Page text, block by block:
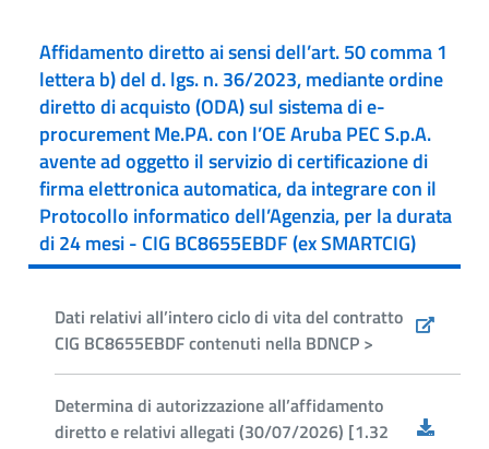
Affidamento diretto ai sensi dell’art. 50 comma 1
lettera b) del d. lgs. n. 36/2023, mediante ordine
diretto di acquisto (ODA) sul sistema di e-
procurement Me.PA. con l’OE Aruba PEC S.p.A.
avente ad oggetto il servizio di certificazione di
firma elettronica automatica, da integrare con il
Protocollo informatico dell’Agenzia, per la durata
di 24 mesi - CIG BC8655EBDF (ex SMARTCIG)
Dati relativi all’intero ciclo di vita del contratto
CIG BC8655EBDF contenuti nella BDNCP >
Determina di autorizzazione all’affidamento
diretto e relativi allegati (30/07/2026) [1.32